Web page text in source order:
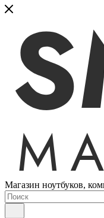
Магазин ноутбуков,